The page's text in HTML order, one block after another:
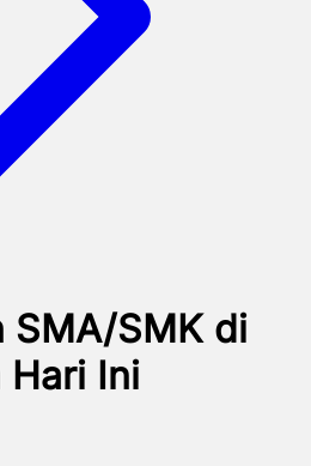
SMA/SMK di
Hari Ini